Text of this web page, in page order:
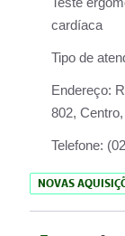
cardíaca
Tipo de
Endereço:
802,
Telefone:
NOVAS